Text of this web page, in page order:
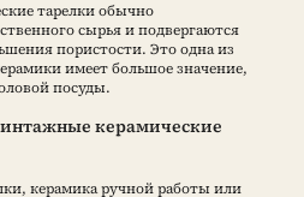
тарелки обычно
сырья и подвергаются
пористости. Это одна из
имеет большое значение,
посуды.
керамические
керамика ручной работы или